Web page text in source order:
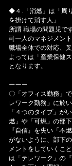
◆４.「消燃」は「周
を掛けて消す人」
所謂 職場の問題児で
司一人のマネジメン
職場全体での対応、
よっては「産業保健
となります。
ーーー
〇「オフィス勤務」
レワーク勤務」に於
「４つのタイプ」が
燃」や「可燃」の部
『自信』を失い「不
がないように、部下
メントをしていくこ
は「テレワーク」の